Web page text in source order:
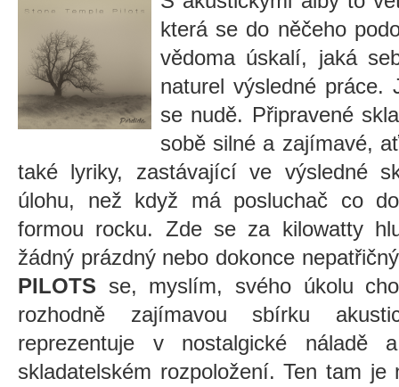
která se do něčeho
vědoma úskalí, jaká
naturel výsledné práce.
se nudě. Připravené
sobě silné a zajímavé,
také lyriky, zastávající ve výsledné
úlohu, než když má posluchač co
formou rocku. Zde se za kilowatty
žádný prázdný nebo dokonce
PILOTS se, myslím, svého úkolu
rozhodně zajímavou sbírku
reprezentuje v nostalgické náladě
skladatelském rozpoložení. Ten tam